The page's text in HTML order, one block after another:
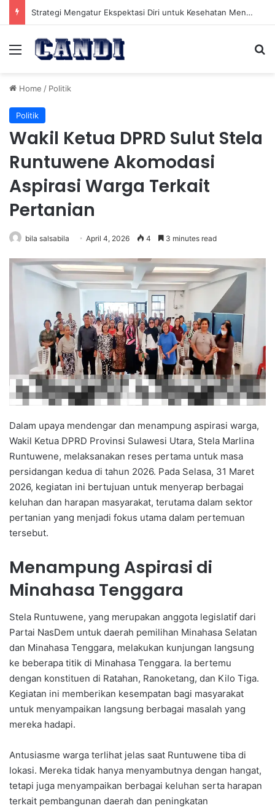
Strategi Mengatur Ekspektasi Diri untuk Kesehatan Mental yang Lebih Seimbang
Menu
Home / Politik
Politik
Wakil Ketua DPRD Sulut Stela
Runtuwene Akomodasi
Aspirasi Warga Terkait
Pertanian
bila salsabila April 4, 2026 4 3 minutes read
Dalam upaya mendengar dan menampung aspirasi warga,
Wakil Ketua DPRD Provinsi Sulawesi Utara, Stela Marlina
Runtuwene, melaksanakan reses pertama untuk masa
persidangan kedua di tahun 2026. Pada Selasa, 31 Maret
2026, kegiatan ini bertujuan untuk menyerap berbagai
keluhan dan harapan masyarakat, terutama dalam sektor
pertanian yang menjadi fokus utama dalam pertemuan
tersebut.
Menampung Aspirasi di
Minahasa Tenggara
Stela Runtuwene, yang merupakan anggota legislatif dari
Partai NasDem untuk daerah pemilihan Minahasa Selatan
dan Minahasa Tenggara, melakukan kunjungan langsung
ke beberapa titik di Minahasa Tenggara. Ia bertemu
dengan konstituen di Ratahan, Ranoketang, dan Kilo Tiga.
Kegiatan ini memberikan kesempatan bagi masyarakat
untuk menyampaikan langsung berbagai masalah yang
mereka hadapi.
Antusiasme warga terlihat jelas saat Runtuwene tiba di
lokasi. Mereka tidak hanya menyambutnya dengan hangat,
tetapi juga menyampaikan berbagai keluhan serta harapan
terkait pembangunan daerah dan peningkatan